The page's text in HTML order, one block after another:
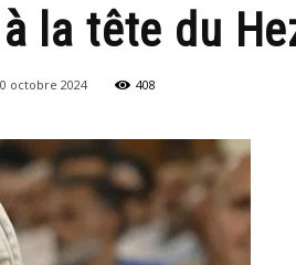
la tête du
octobre 2024 408